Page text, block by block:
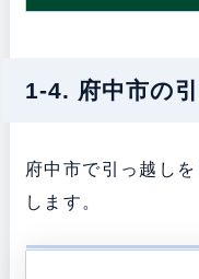
1-4. 府中市の
府中市で引っ越し
します。